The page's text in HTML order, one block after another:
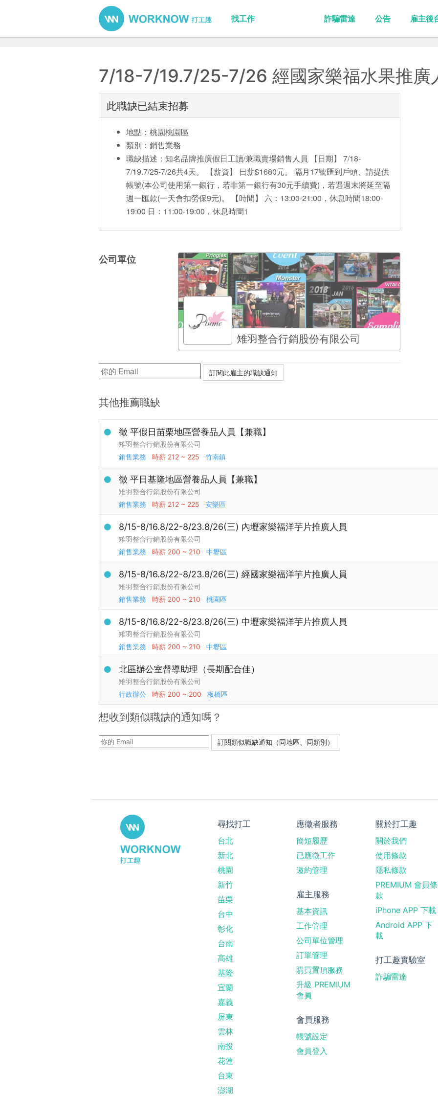
找工作 詐騙雷達 公告 雇主後
7/18-7/19.7/25-7/26 經國家樂福水果推廣
此職缺已結束招募
地點：桃園桃園區
類別：銷售業務
職缺描述：知名品牌推廣假日工讀/兼職賣場銷售人員 【日期】 7/18-
7/19.7/25-7/26共4天。 【薪資】 日薪$1680元。 隔月17號匯到戶頭、請提供
帳號(本公司使用第一銀行，若非第一銀行有30元手續費)，若遇週末將延至隔
週一匯款(一天會扣勞保9元)。 【時間】 六：13:00-21:00，休息時間18:00-
19:00 日：11:00-19:00，休息時間1
公司單位
雉羽整合行銷股份有限公司
其他推薦職缺
徵 平假日苗栗地區營養品人員【兼職】
雉羽整合行銷股份有限公司
銷售業務
時薪 212 ~ 225 竹南鎮
徵 平日基隆地區營養品人員【兼職】
雉羽整合行銷股份有限公司
銷售業務
時薪 212 ~ 225 安樂區
8/15-8/16.8/22-8/23.8/26(三) 內壢家樂福洋芋片推廣人員
雉羽整合行銷股份有限公司
銷售業務
時薪 200 ~ 210 中壢區
8/15-8/16.8/22-8/23.8/26(三) 經國家樂福洋芋片推廣人員
雉羽整合行銷股份有限公司
銷售業務
時薪 200 ~ 210 桃園區
8/15-8/16.8/22-8/23.8/26(三) 中壢家樂福洋芋片推廣人員
雉羽整合行銷股份有限公司
銷售業務
時薪 200 ~ 210 中壢區
北區辦公室督導助理（長期配合佳）
雉羽整合行銷股份有限公司
行政辦公
時薪 200 ~ 200 板橋區
想收到類似職缺的通知嗎？
尋找打工
台北
新北
桃園
新竹
苗栗
台中
彰化
台南
高雄
基隆
宜蘭
嘉義
屏東
雲林
南投
花蓮
台東
澎湖
應徵者服務
簡短履歷
已應徵工作
邀約管理
雇主服務
基本資訊
工作管理
公司單位管理
訂單管理
購買置頂服務
升級 PREMIUM
會員
會員服務
帳號設定
會員登入
關於打工趣
關於我們
使用條款
隱私條款
PREMIUM 會員條
款
iPhone APP 下載
Android APP 下
載
打工趣實驗室
詐騙雷達